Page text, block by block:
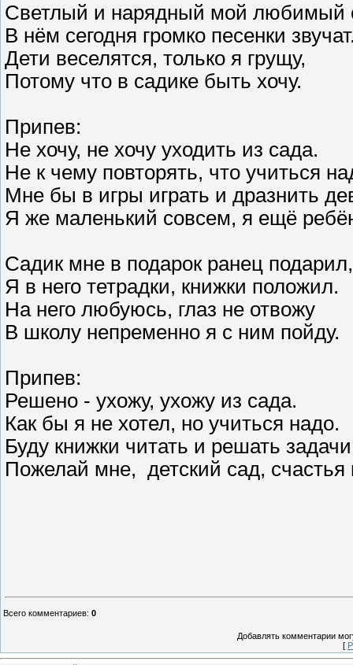
Светлый и нарядный мой любимый
В нём сегодня громко песенки
Дети веселятся, только я грущу,
Потому что в садике быть хочу.
Припев:
Не хочу, не хочу уходить из сада.
Не к чему повторять, что учиться
Мне бы в игры играть и дразнить
Я же маленький совсем, я ещё
Садик мне в подарок ранец подарил,
Я в него тетрадки, книжки положил.
На него любуюсь, глаз не отвожу
В школу непременно я с ним пойду.
Припев:
Решено - ухожу, ухожу из сада.
Как бы я не хотел, но учиться надо.
Буду книжки читать и решать
Пожелай мне, детский сад, счастья
Всего комментариев: 0
Добавлять комментарии
[